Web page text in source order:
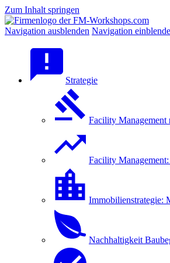
Zum Inhalt springen
Navigation ausblenden Navigation
Strategie
Facility
Facility
Immobilienstrategie:
Nachhaltigkeit